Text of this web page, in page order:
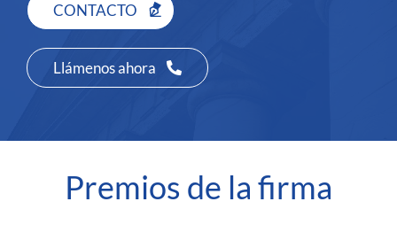
CONTACTO
Llámenos ahora
Premios de la firma